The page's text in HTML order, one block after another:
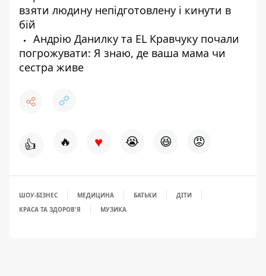
взяти людину непідготовлену і кинути в
бій
Андрію Данилку та EL Кравчуку почали
погрожувати: Я знаю, де ваша мама чи
сестра живе
👍 🔥 ♥ 😭 😆 😡
ШОУ-БІЗНЕС МЕДИЦИНА БАТЬКИ
ДІТИ
КРАСА ТА ЗДОРОВ'Я
МУЗИКА